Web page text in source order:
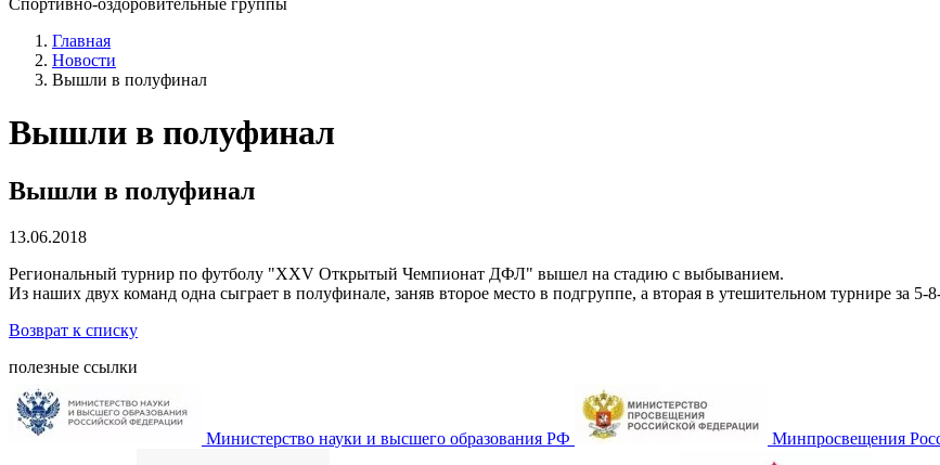
Спортивно-оздоровительные группы
Главная
Новости
Вышли в полуфинал
Вышли в полуфинал
Вышли в полуфинал
13.06.2018
Региональный турнир по футболу "ХХV Открытый Чемпионат ДФЛ" вышел на стадию с выбыванием.
Из наших двух команд одна сыграет в полуфинале, заняв второе место в подгруппе, а вторая в утешительном турнире за 5-
Возврат к списку
полезные ссылки
Министерство науки и высшего образования РФ Минпросвещения